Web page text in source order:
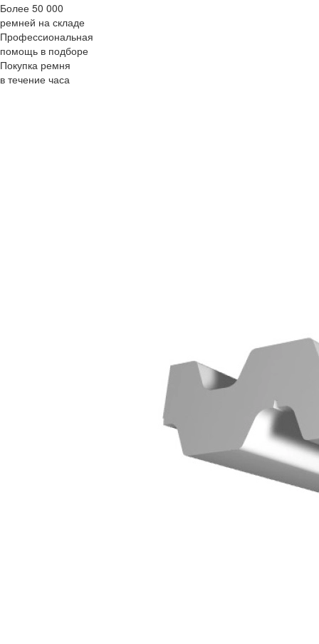
Более 50 000
ремней на складе
Профессиональная
помощь в подборе
Покупка ремня
в течение часа